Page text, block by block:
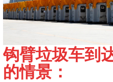
钩臂垃圾车到
的情景：